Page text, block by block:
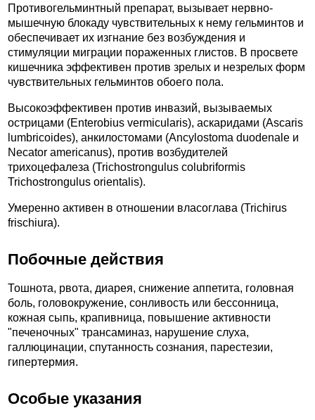
Противогельминтный препарат, вызывает нервно-
мышечную блокаду чувствительных к нему гельминтов и
обеспечивает их изгнание без возбуждения и
стимуляции миграции пораженных глистов. В просвете
кишечника эффективен против зрелых и незрелых форм
чувствительных гельминтов обоего пола.
Высокоэффективен против инвазий, вызываемых
острицами (Enterobius vermicularis), аскаридами (Ascaris
lumbricoides), анкилостомами (Ancylostoma duodenale и
Necator americanus), против возбудителей
трихоцефалеза (Trichostrongulus colubriformis
Trichostrongulus orientalis).
Умеренно активен в отношении власоглава (Trichirus
frischiura).
Побочные действия
Тошнота, рвота, диарея, снижение аппетита, головная
боль, головокружение, сонливость или бессонница,
кожная сыпь, крапивница, повышение активности
"печеночных" трансаминаз, нарушение слуха,
галлюцинации, спутанность сознания, парестезии,
гипертермия.
Особые указания